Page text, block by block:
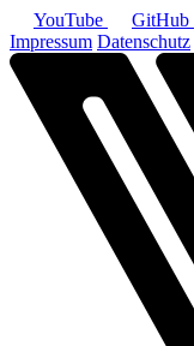
YouTube GitHub
Impressum Datenschutz